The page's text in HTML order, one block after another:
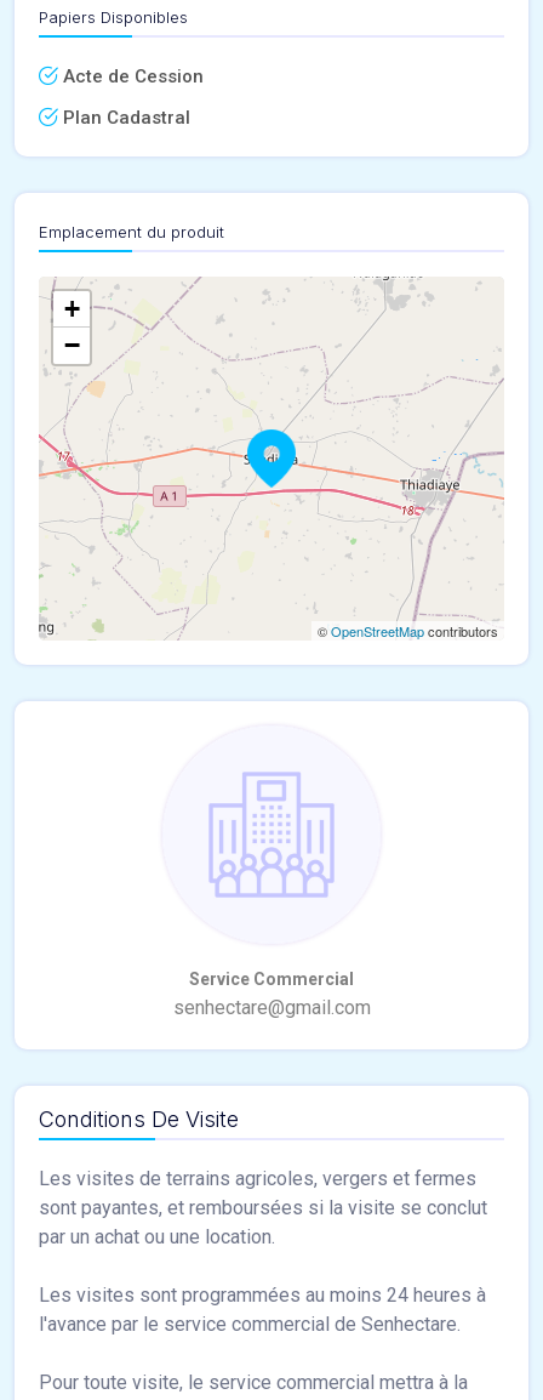
Papiers Disponibles
Acte de Cession
Plan Cadastral
Emplacement du produit
+
−
©OpenStreetMapcontributors
Conditions De Visite
Les visites de terrains agricoles, vergers et fermes
sont payantes, et remboursées si la visite se conclut
par un achat ou une location.
Les visites sont programmées au moins 24 heures à
l'avance par le service commercial de Senhectare.
Pour toute visite, le service commercial mettra à la